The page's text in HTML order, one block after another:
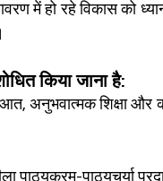
CMA
में हो रहे विकास को
किया जाना है:
अनुभवात्मक शिक्षा और
पाठ्यचर्या